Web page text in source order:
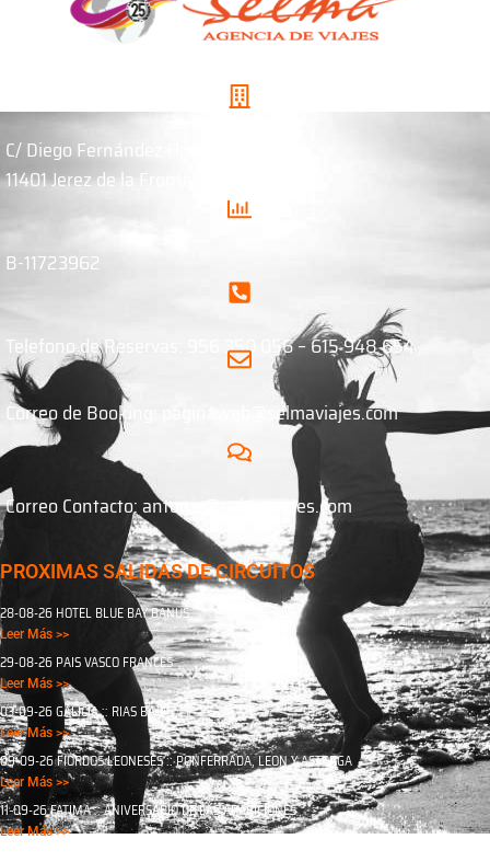
C/ Diego Fernández Herrera, 8
11401 Jerez de la Frontera. Cádiz
B-11723962
Telefono de Reservas: 956 350 056 – 615 948 654
Correo de Booking: paginaweb@selmaviajes.com
Correo Contacto: antonio@selmaviajes.com
PROXIMAS SALIDAS DE CIRCUITOS
28-08-26 HOTEL BLUE BAY BANUS
Leer Más >>
29-08-26 PAIS VASCO FRANCES
Leer Más >>
03-09-26 GALICIA :: RIAS BAJAS
Leer Más >>
09-09-26 FIORDOS LEONESES :: PONFERRADA, LEON Y ASTORGA
Leer Más >>
11-09-26 FATIMA :: ANIVERSARIO DE LAS APARICIONES
Leer Más >>